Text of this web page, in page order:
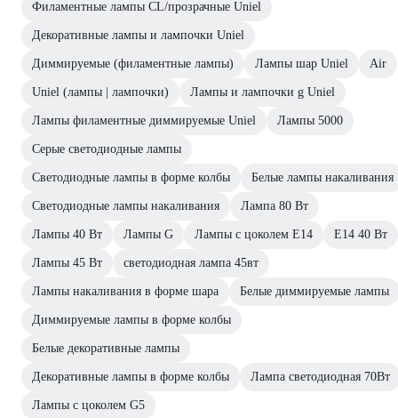
Филаментные лампы CL/прозрачные Uniel
Декоративные лампы и лампочки Uniel
Диммируемые (филаментные лампы) Лампы шар Uniel Air
Uniel (лампы | лампочки) Лампы и лампочки g Uniel
Лампы филаментные диммируемые Uniel Лампы 5000
Серые светодиодные лампы
Светодиодные лампы в форме колбы Белые лампы накаливания
Светодиодные лампы накаливания Лампа 80 Вт
Лампы 40 Вт Лампы G Лампы с цоколем Е14 Е14 40 Вт
Лампы 45 Вт светодиодная лампа 45вт
Лампы накаливания в форме шара Белые диммируемые лампы
Диммируемые лампы в форме колбы
Белые декоративные лампы
Декоративные лампы в форме колбы Лампа светодиодная 70Вт
Лампы с цоколем G5